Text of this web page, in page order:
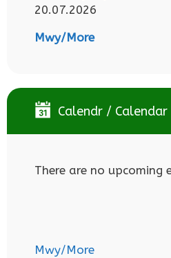
20.07.2026
Mwy/More
Calendr / Calendar
There are no upcoming
Mwy/More